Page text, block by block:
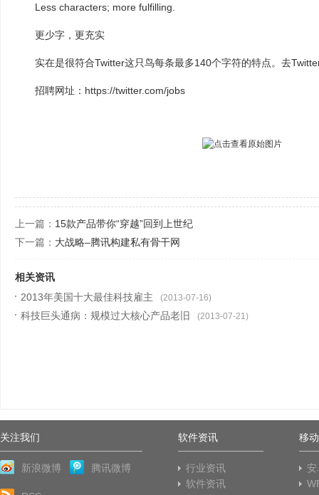
Less characters; more fulfilling.
更少字，更充实
实在是很符合Twitter这只鸟每条最多140个字符的特点。去
招聘网址：https://twitter.com/jobs
上一篇： 15款产品带你“穿越”回到上世纪
下一篇： 大战略–腾讯构建私有骨干网
相关资讯
2013年美国十大最佳科技雇主
(2013-07-16)
科技巨头通病：规模过大核心产品老旧 (2013-07-21)
关注我们
新浪微博 腾讯微博
软件资讯
行业资讯
软件资讯
移
安